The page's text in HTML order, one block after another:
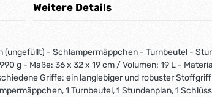
Weitere Details
- Schlampermäppchen - Turnbeutel -
g - Maße: 36 x 32 x 19 cm / Volumen: 19 L -
Griffe: ein langlebiger und robuster
1 Turnbeutel, 1 Stundenplan, 1